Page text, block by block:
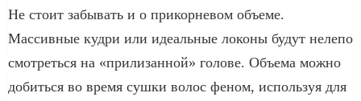
Не стоит забывать и о прикорневом объеме.
Массивные кудри или идеальные локоны будут нелепо
смотреться на «прилизанной» голове. Объема можно
добиться во время сушки волос феном, используя для